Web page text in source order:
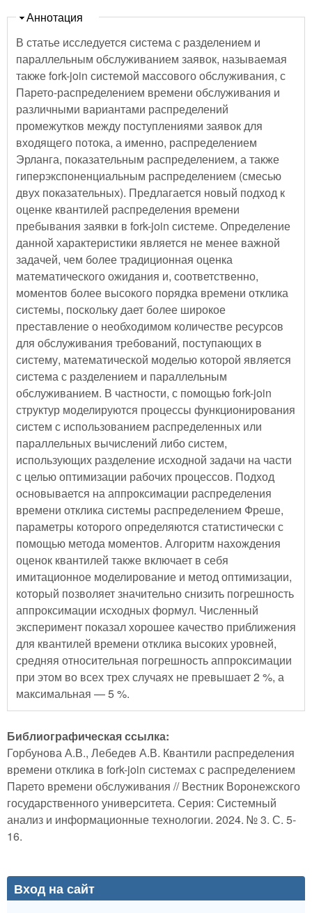
Скрыть
Аннотация
В статье исследуется система с разделением и
параллельным обслуживанием заявок, называемая
также fork-join системой массового обслуживания, с
Парето-распределением времени обслуживания и
различными вариантами распределений
промежутков между поступлениями заявок для
входящего потока, а именно, распределением
Эрланга, показательным распределением, а также
гиперэкспоненциальным распределением (смесью
двух показательных). Предлагается новый подход к
оценке квантилей распределения времени
пребывания заявки в fork-join системе. Определение
данной характеристики является не менее важной
задачей, чем более традиционная оценка
математического ожидания и, соответственно,
моментов более высокого порядка времени отклика
системы, поскольку дает более широкое
преставление о необходимом количестве ресурсов
для обслуживания требований, поступающих в
систему, математической моделью которой является
система с разделением и параллельным
обслуживанием. В частности, с помощью fork-join
структур моделируются процессы функционирования
систем с использованием распределенных или
параллельных вычислений либо систем,
использующих разделение исходной задачи на части
с целью оптимизации рабочих процессов. Подход
основывается на аппроксимации распределения
времени отклика системы распределением Фреше,
параметры которого определяются статистически с
помощью метода моментов. Алгоритм нахождения
оценок квантилей также включает в себя
имитационное моделирование и метод оптимизации,
который позволяет значительно снизить погрешность
аппроксимации исходных формул. Численный
эксперимент показал хорошее качество приближения
для квантилей времени отклика высоких уровней,
средняя относительная погрешность аппроксимации
при этом во всех трех случаях не превышает 2 %, а
максимальная — 5 %.
Библиографическая ссылка:
Горбунова А.В., Лебедев А.В. Квантили распределения
времени отклика в fork-join системах с распределением
Парето времени обслуживания // Вестник Воронежского
государственного университета. Серия: Системный
анализ и информационные технологии. 2024. № 3. С. 5-
16.
Вход на сайт